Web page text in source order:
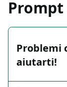
Problemi
aiutarti!